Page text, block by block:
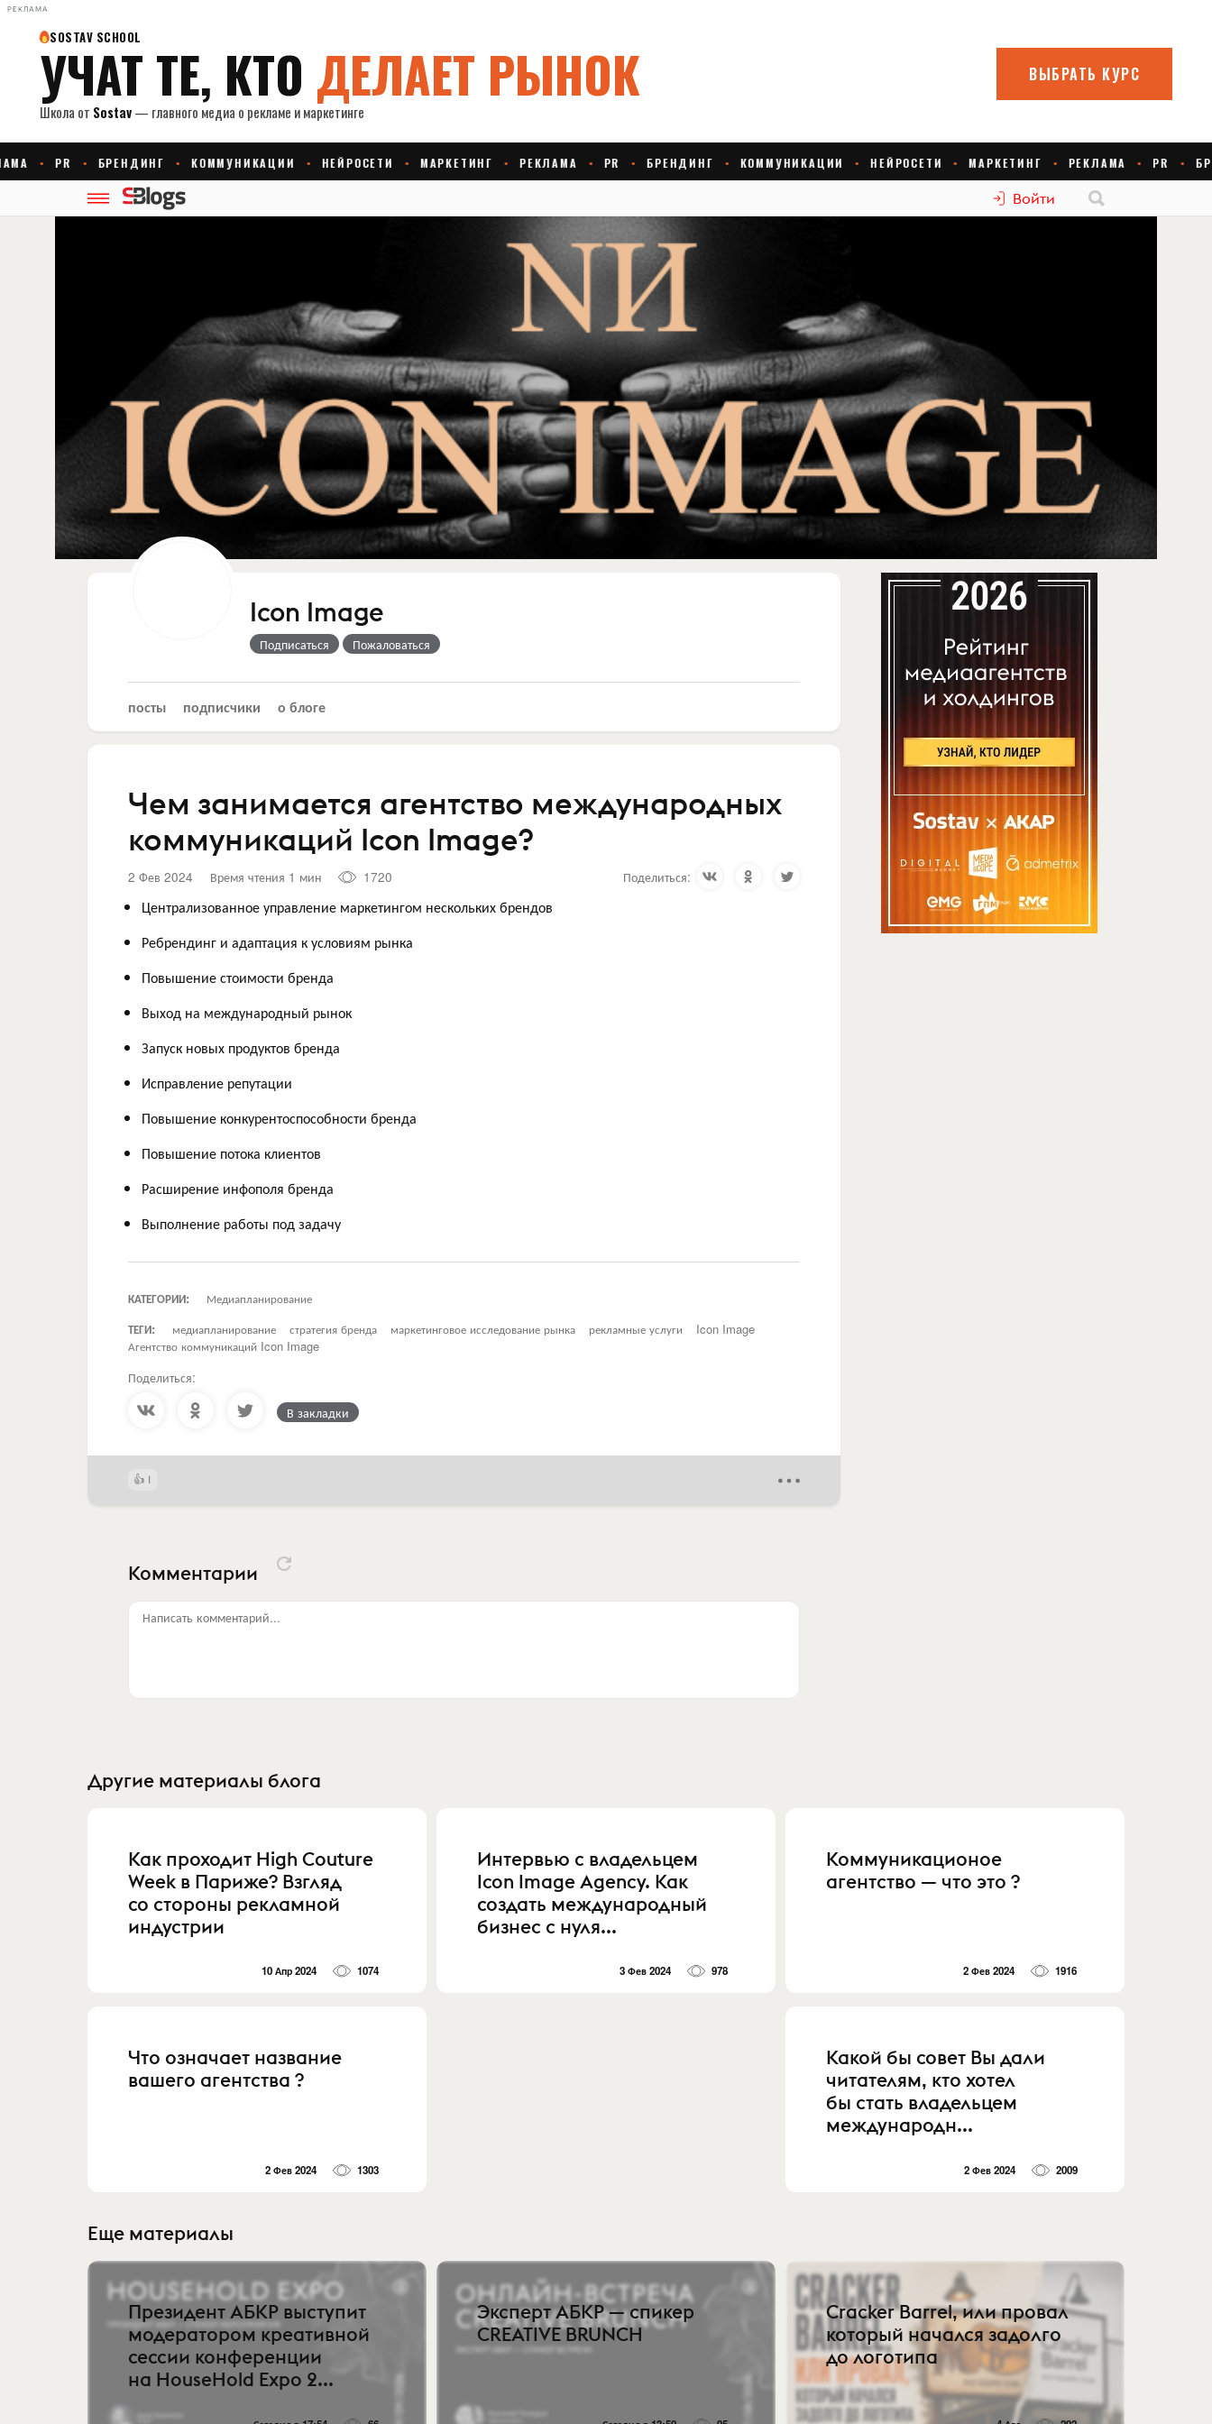
РЕКЛАМА
Войти
Icon Image
Подписаться Пожаловаться
посты подписчики о блоге
Чем занимается агентство международных
коммуникаций Icon Image?
2 Фев 2024 Время чтения 1 мин 1720 Поделиться:
Централизованное управление маркетингом нескольких брендов
Ребрендинг и адаптация к условиям рынка
Повышение стоимости бренда
Выход на международный рынок
Запуск новых продуктов бренда
Исправление репутации
Повышение конкурентоспособности бренда
Повышение потока клиентов
Расширение инфополя бренда
Выполнение работы под задачу
КАТЕГОРИИ:
Медиапланирование
ТЕГИ:
медиапланирование стратегия бренда маркетинговое исследование рынка рекламные услуги
Icon Image
Агентство коммуникаций Icon Image
Поделиться:
В закладки
1
Комментарии
Написать комментарий...
Другие материалы блога
Как проходит High Couture
Week в Париже? Взгляд
со стороны рекламной
индустрии
10 Апр 2024 1074
Интервью с владельцем
Icon Image Agency. Как
создать международный
бизнес с нуля...
3 Фев 2024 978
Коммуникационое
агентство — что это ?
2 Фев 2024 1916
Что означает название
вашего агентства ?
2 Фев 2024 1303
Какой бы совет Вы дали
читателям, кто хотел
бы стать владельцем
международн...
2 Фев 2024 2009
Еще материалы
Президент АБКР выступит
модератором креативной
сессии конференции
на HouseHold Expo 2...
Эксперт АБКР — спикер
CREATIVE BRUNCH
Cracker Barrel, или провал
который начался задолго
до логотипа